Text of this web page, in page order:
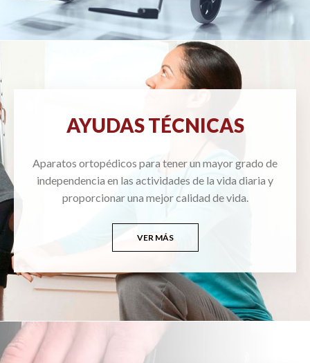
AYUDAS TÉCNICAS
Aparatos ortopédicos para tener un mayor grado de
independencia en las actividades de la vida diaria y
proporcionar una mejor calidad de vida.
VER MÁS